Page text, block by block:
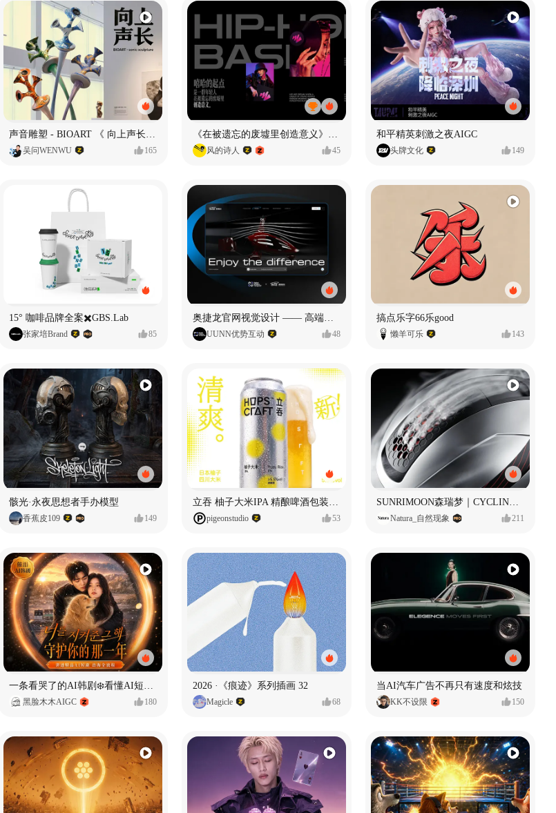
吴问WENWU 165 风的诗人 45
和平精英刺激之夜AIGC
头牌文化 149
15° 咖啡品牌全案✖️GBS.Lab
张家培Brand 85
奥捷龙官网视觉设计 —— 高端网站建设
UUNN优势互动 48
搞点乐字66乐good
懒羊可乐 143
骸光·永夜思想者手办模型
香蕉皮109 149 pigeonstudio 53 Natura_自然现象 211
一条看哭了的AI韩剧❄️看懂AI短剧出海全流程
黑脸木木AIGC 180
2026 ·《痕迹》系列插画 32
Magicle 68
当AI汽车广告不再只有速度和炫技
KK不设限 150